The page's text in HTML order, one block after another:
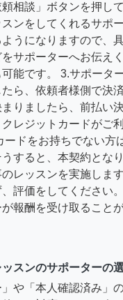
相談」ボタンを押し
ンをしてくれるサポ
うになりますので、
サポーターへお伝え
能です。 3.サポータ
ら、依頼者様側で決
りましたら、前払い
レジットカードがご
ードをお持ちでない方
すると、本契約とな
レッスンを実施しま
評価をしてください
報酬を受け取ること
スンのサポーターの
」や「本人確認済み」